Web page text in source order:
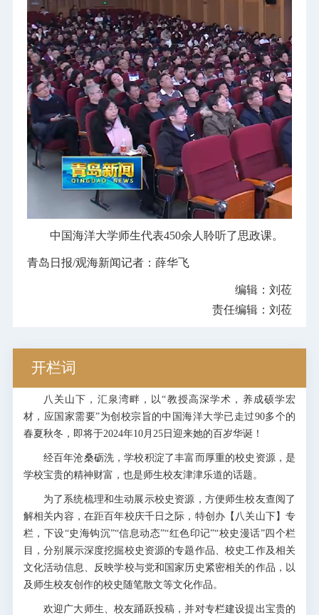
中国海洋大学师生代表450余人聆听了思政课。
青岛日报/观海新闻记者：薛华飞
编辑：刘莅
责任编辑：刘莅
开栏词
八关山下，汇泉湾畔，以“教授高深学术，养成硕学宏
材，应国家需要”为创校宗旨的中国海洋大学已走过90多个的
春夏秋冬，即将于2024年10月25日迎来她的百岁华诞！
经百年沧桑砺洗，学校积淀了丰富而厚重的校史资源，是
学校宝贵的精神财富，也是师生校友津津乐道的话题。
为了系统梳理和生动展示校史资源，方便师生校友查阅了
解相关内容，在距百年校庆千日之际，特创办【八关山下】专
栏，下设“史海钩沉”“信息动态”“红色印记”“校史漫话”四个栏
目，分别展示深度挖掘校史资源的专题作品、校史工作及相关
文化活动信息、反映学校与党和国家历史紧密相关的作品，以
及师生校友创作的校史随笔散文等文化作品。
欢迎广大师生、校友踊跃投稿，并对专栏建设提出宝贵的